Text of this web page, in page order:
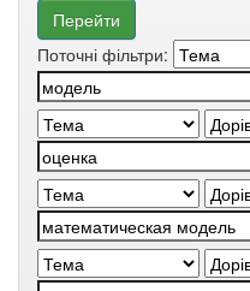
Поточні фільтри: